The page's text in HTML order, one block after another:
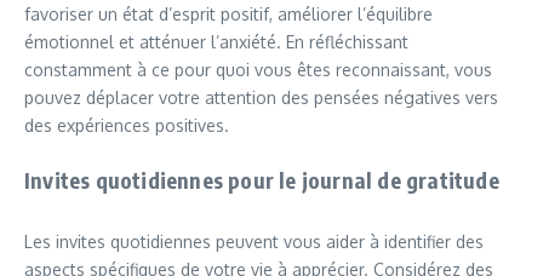
favoriser un état d’esprit positif, améliorer l’équilibre
émotionnel et atténuer l’anxiété. En réfléchissant
constamment à ce pour quoi vous êtes reconnaissant, vous
pouvez déplacer votre attention des pensées négatives vers
des expériences positives.
Invites quotidiennes pour le journal de gratitude
Les invites quotidiennes peuvent vous aider à identifier des
aspects spécifiques de votre vie à apprécier. Considérez des